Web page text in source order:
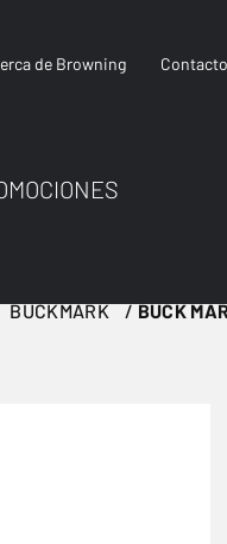
de Browning Contacto
BUCKMARK BUCK